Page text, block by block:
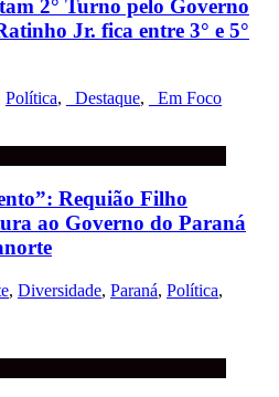
2° Turno pelo Governo
Jr. fica entre 3° e 5°
Política, _Destaque, _Em Foco
Requião Filho
ao Governo do Paraná
, Diversidade, Paraná, Política,